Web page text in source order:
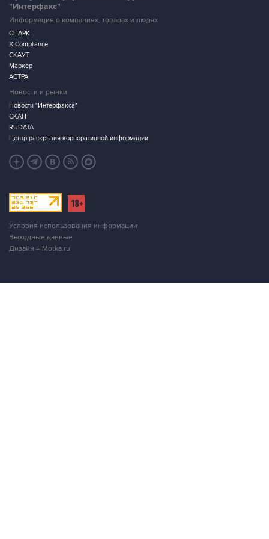
"Интерфакс"
Информация о компаниях, товарах и людях
СПАРК
X-Compliance
СКАУТ
Маркер
АСТРА
Новости и рынки
Новости "Интерфакса"
СКАН
RUDATA
Центр раскрытия корпоративной информации
Условия использования информации
Выходные данные
Дизайн – Motka.ru